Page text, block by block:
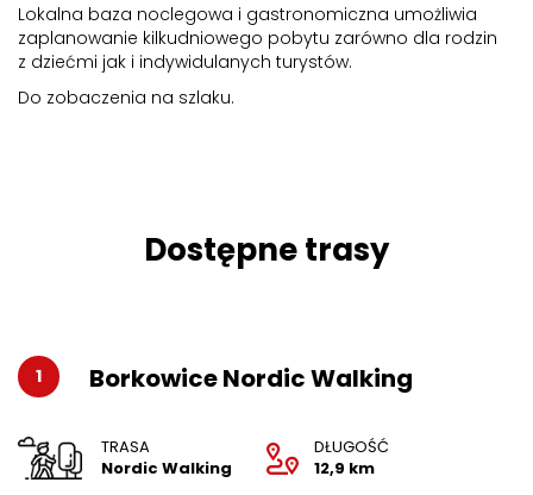
Lokalna baza noclegowa i gastronomiczna umożliwia
zaplanowanie kilkudniowego pobytu zarówno dla rodzin
z dziećmi jak i indywidulanych turystów.
Do zobaczenia na szlaku.
Dostępne trasy
1 Borkowice Nordic Walking
TRASA
Nordic Walking
DŁUGOŚĆ
12,9 km